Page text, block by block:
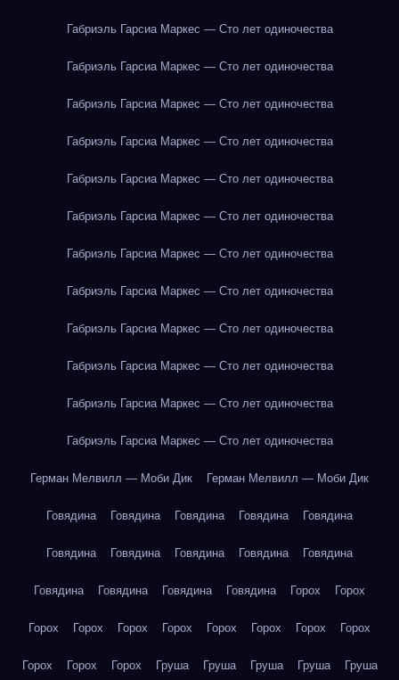
Габриэль Гарсиа Маркес — Сто лет одиночества
Габриэль Гарсиа Маркес — Сто лет одиночества
Габриэль Гарсиа Маркес — Сто лет одиночества
Габриэль Гарсиа Маркес — Сто лет одиночества
Габриэль Гарсиа Маркес — Сто лет одиночества
Габриэль Гарсиа Маркес — Сто лет одиночества
Габриэль Гарсиа Маркес — Сто лет одиночества
Габриэль Гарсиа Маркес — Сто лет одиночества
Габриэль Гарсиа Маркес — Сто лет одиночества
Габриэль Гарсиа Маркес — Сто лет одиночества
Габриэль Гарсиа Маркес — Сто лет одиночества
Габриэль Гарсиа Маркес — Сто лет одиночества
Герман Мелвилл — Моби Дик Герман Мелвилл — Моби Дик
Говядина Говядина Говядина Говядина Говядина
Говядина Говядина Говядина Говядина Говядина
Говядина Говядина Говядина Говядина Горох Горох
Горох Горох Горох Горох Горох Горох Горох Горох
Горох Горох Горох Груша Груша Груша Груша Груша